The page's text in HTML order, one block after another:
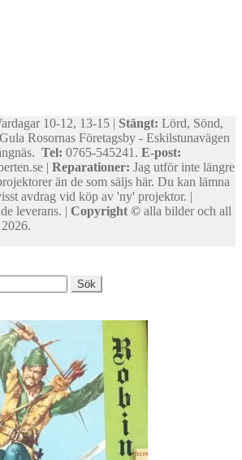
10-12, 13-15 | Stängt: Lörd, Sönd,
Gula Rosornas Företagsby - Eskilstunavägen
Tel: 0765-545241. E-post:
| Reparationer: Jag utför inte längre
än de som säljs här. Du kan lämna
avdrag vid köp av 'ny' projektor. |
leverans. | Copyright © alla bilder och all
Sök